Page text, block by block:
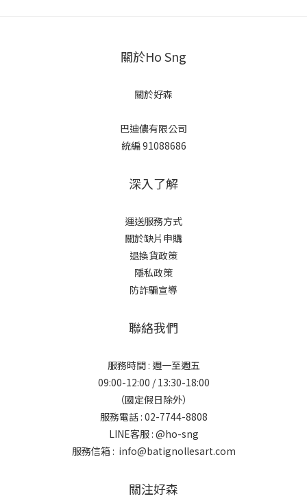
關於Ho Sng
關於好森
巴迪儂有限公司
統編 91088686
深入了解
運送服務方式
關於缺片申購
退換貨政策
隱私政策
防詐騙宣導
聯絡我們
服務時間 : 週一至週五
09:00-12:00 / 13:30-18:00
（國定假日除外）
服務電話 : 02-7744-8808
LINE客服 : @ho-sng
服務信箱 : info@batignollesart.com
關注好森